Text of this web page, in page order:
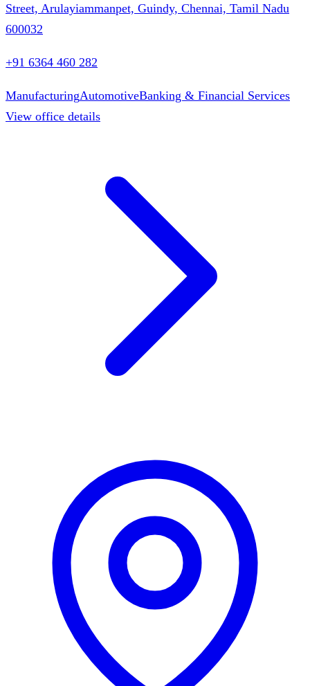
Street, Arulayiammanpet, Guindy, Chennai, Tamil Nadu
600032
+91 6364 460 282
ManufacturingAutomotiveBanking & Financial Services
View office details